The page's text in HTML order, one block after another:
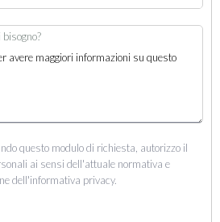
questo modulo di richiesta, autorizzo il
ai sensi dell'attuale normativa e
dell'informativa privacy.